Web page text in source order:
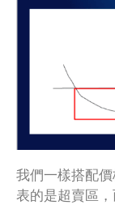
我們一樣搭配
表的是超賣區